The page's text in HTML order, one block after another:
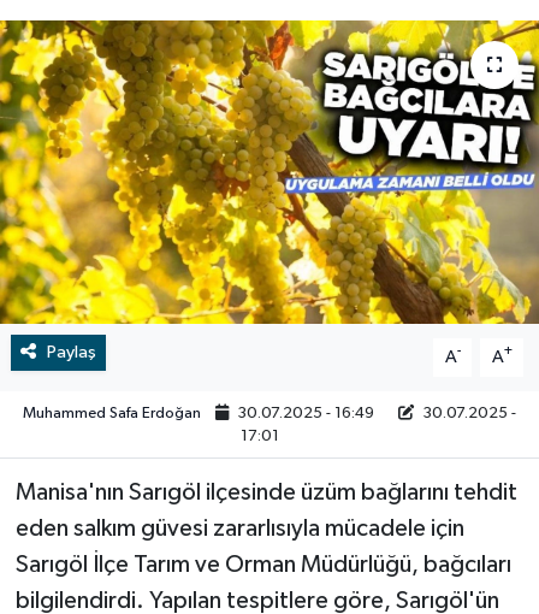
Paylaş A- A+
Muhammed Safa Erdoğan 30.07.2025 - 16:49
30.07.2025 -
17:01
Manisa'nın Sarıgöl ilçesinde üzüm bağlarını tehdit
eden salkım güvesi zararlısıyla mücadele için
Sarıgöl İlçe Tarım ve Orman Müdürlüğü, bağcıları
bilgilendirdi. Yapılan tespitlere göre, Sarıgöl'ün
RESMİ İLAN
BİLİM VE TEKNOLOJİ
RESMİ İLAN
Yaşam
Tarih
Çevre
Dünya
İletişim
Künye
Vefat
Video